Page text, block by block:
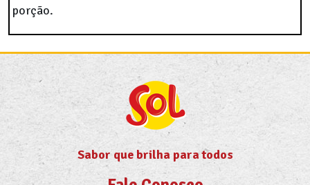
porção.
Sabor que brilha para todos